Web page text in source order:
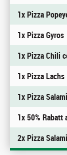
1x Pizza
1x Pizza Gyros
1x Pizza Chili
1x Pizza Lachs
1x Pizza Salami
1x 50% Rabatt
2x Pizza Salami